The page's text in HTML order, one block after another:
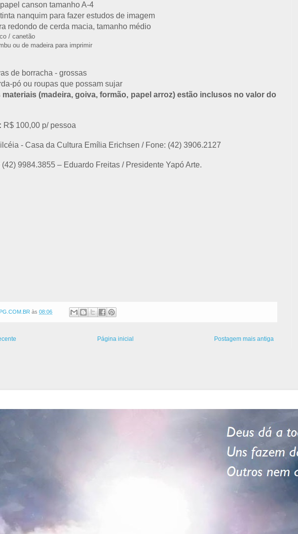
canson tamanho A-4
nanquim para fazer estudos de imagem
redondo de cerda macia, tamanho médio
/ canetão
ou de madeira para imprimir
de borracha - grossas
pó ou roupas que possam sujar
materiais (madeira, goiva, formão, papel arroz) estão inclusos no valor do
R$ 100,00 p/ pessoa
- Casa da Cultura Emília Erichsen / Fone: (42) 3906.2127
(42) 9984.3855 – Eduardo Freitas / Presidente Yapó Arte.
às 08:06
Postagem mais antiga
Página inicial